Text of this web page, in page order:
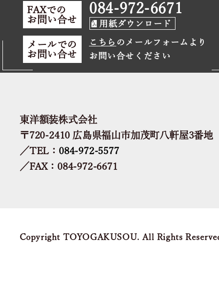
FAXでの
お問い合せ
084-972-6671
用紙ダウンロード
メールでの
お問い合せ
こちら のメールフォームより
お問い合せください
東洋額装株式会社
〒720-2410 広島県福山市加茂町八軒屋3番地
／TEL： 084-972-5577
／FAX：084-972-6671
Copyright TOYOGAKUSOU. All Rights